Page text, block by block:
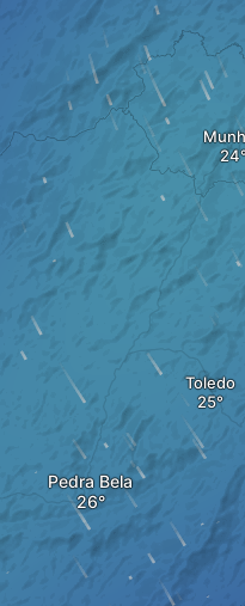
Toledo
Pedra Bela